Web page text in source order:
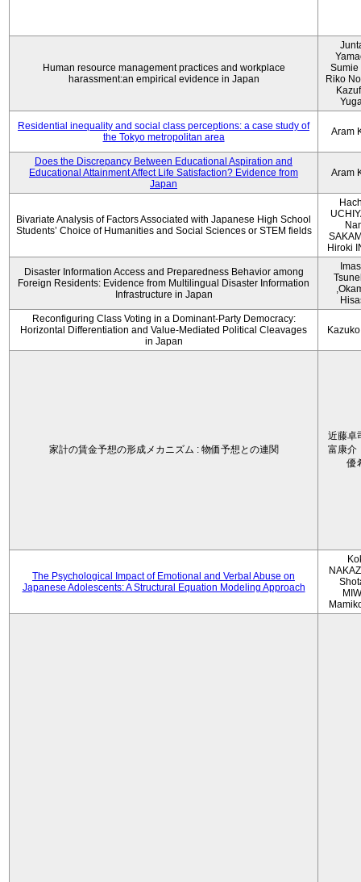
Human resource management practices and workplace
harassment:an empirical evidence in Japan
Sumie
Riko
Residential inequality and social class perceptions: a case study of
the Tokyo metropolitan area
Aram
Does the Discrepancy Between Educational Aspiration and
Educational Attainment Affect Life Satisfaction? Evidence from
Japan
Aram
Bivariate Analysis of Factors Associated with Japanese High School
Students’ Choice of Humanities and Social Sciences or STEM fields
Hiroki
Disaster Information Access and Preparedness Behavior among
Foreign Residents: Evidence from Multilingual Disaster Information
Infrastructure in Japan
Reconfiguring Class Voting in a Dominant-Party Democracy:
Horizontal Differentiation and Value-Mediated Political Cleavages
in Japan
家計の賃金予想の形成メカニズム : 物価予想との連関
近藤卓
富康介
優
The Psychological Impact of Emotional and Verbal Abuse on
Japanese Adolescents: A Structural Equation Modeling Approach